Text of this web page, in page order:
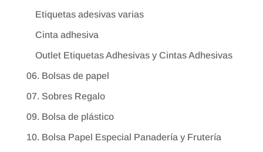
Etiquetas adesivas varias
Cinta adhesiva
Outlet Etiquetas Adhesivas y Cintas Adhesivas
06. Bolsas de papel
07. Sobres Regalo
09. Bolsa de plástico
10. Bolsa Papel Especial Panadería y Frutería